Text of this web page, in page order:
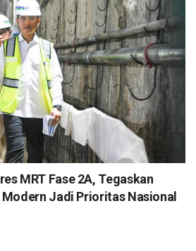
MRT Fase 2A, Tegaskan
Jadi Prioritas Nasional